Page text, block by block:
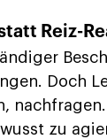
Reiz-
Doch
zu